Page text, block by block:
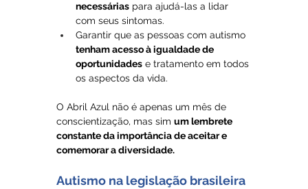
necessárias para ajudá-las a lidar
com seus sintomas.
Garantir que as pessoas com autismo
tenham acesso à igualdade de
oportunidades e tratamento em todos
os aspectos da vida.
O Abril Azul não é apenas um mês de
conscientização, mas sim um lembrete
constante da importância de aceitar e
comemorar a diversidade.
Autismo na legislação brasileira